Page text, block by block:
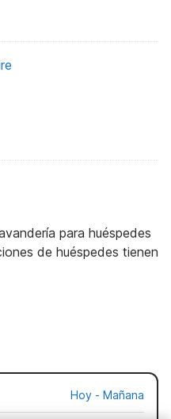
para huéspedes
de huéspedes tienen
Hoy - Mañana